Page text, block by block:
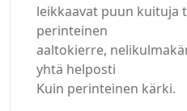
leikkaavat puun kuituja
perinteinen
aaltokierre,
yhtä helposti
Kuin perinteinen kärki.